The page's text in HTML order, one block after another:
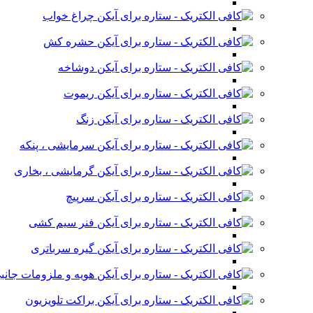
چراغ خواب
حشره کش
دوشاخه
ریموت
زنگ
سرمایشی ، پنکه
گرمایشی ، بخاری
سرپیچ
فنر سیم کشی
گیره سرباتری
هویه و ملزومات
براکت تلویزیون